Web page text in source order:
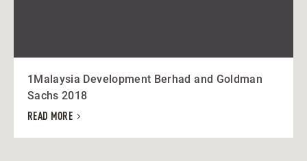
1Malaysia Development Berhad and Goldman
Sachs 2018
READ MORE